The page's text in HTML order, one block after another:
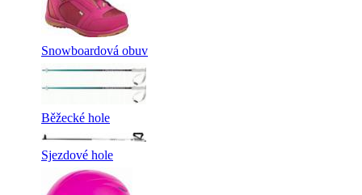
Snowboardová obuv
Běžecké hole
Sjezdové hole